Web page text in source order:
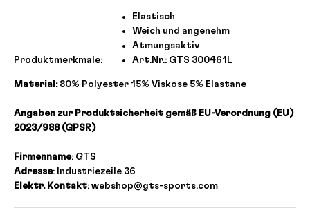
Produktmerkmale:
Elastisch
Weich und angenehm
Atmungsaktiv
Art.Nr.: GTS 300461L
Material:80% Polyester 15% Viskose 5% Elastane
Angaben zur Produktsicherheit gemäß EU-Verordnung (EU)
2023/988 (GPSR)
Firmenname: GTS
Adresse: Industriezeile 36
Elektr. Kontakt: webshop@gts-sports.com